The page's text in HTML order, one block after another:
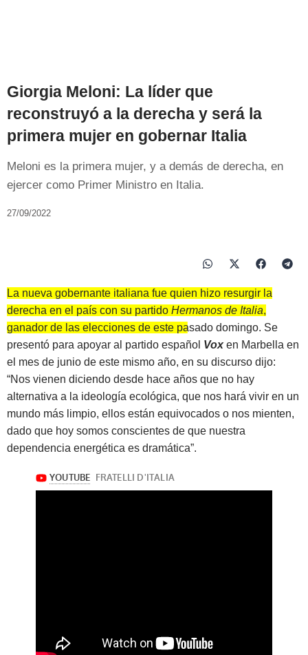
Giorgia Meloni: La líder que
reconstruyó a la derecha y será la
primera mujer en gobernar Italia
Meloni es la primera mujer, y a demás de derecha, en
ejercer como Primer Ministro en Italia.
27/09/2022
La nueva gobernante italiana fue quien hizo resurgir la
derecha en el país con su partido Hermanos de Italia,
ganador de las elecciones de este pasado domingo. Se
presentó para apoyar al partido español Voxen Marbella en
el mes de junio de este mismo año, en su discurso dijo:
“Nos vienen diciendo desde hace años que no hay
alternativa a la ideología ecológica, que nos hará vivir en un
mundo más limpio, ellos están equivocados o nos mienten,
dado que hoy somos conscientes de que nuestra
dependencia energética es dramática”.